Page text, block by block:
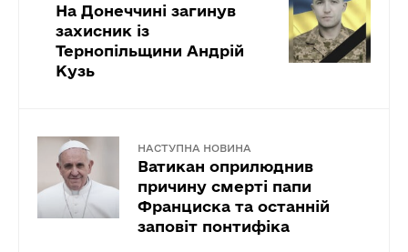
На Донеччині загинув
захисник із
Тернопільщини Андрій
Кузь
НАСТУПНА НОВИНА
Ватикан оприлюднив
причину смерті папи
Франциска та останній
заповіт понтифіка